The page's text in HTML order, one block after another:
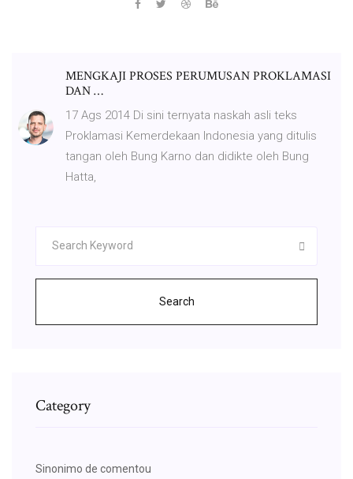
MENGKAJI PROSES PERUMUSAN PROKLAMASI
DAN …
17 Ags 2014 Di sini ternyata naskah asli teks
Proklamasi Kemerdekaan Indonesia yang ditulis
tangan oleh Bung Karno dan didikte oleh Bung
Hatta,
Search
Category
Sinonimo de comentou